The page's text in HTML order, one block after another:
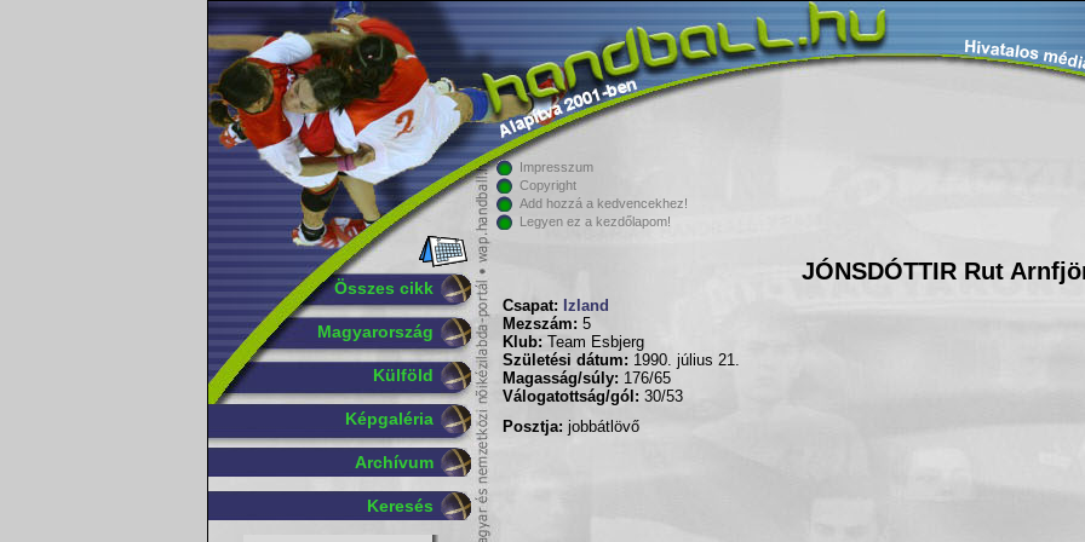
Összes cikk
Magyarország
Külföld
Képgaléria
Archívum
Keresés
Impresszum
Copyright
Add hozzá a kedvencekhez!
Legyen ez a kezdőlapom!
JÓNSDÓTTIR Rut
Csapat:
Izland
Mezszám: 5
Klub: Team Esbjerg
Születési dátum: 1990. július 21.
Magasság/súly: 176/65
Válogatottság/gól: 30/53
Posztja: jobbátlövő